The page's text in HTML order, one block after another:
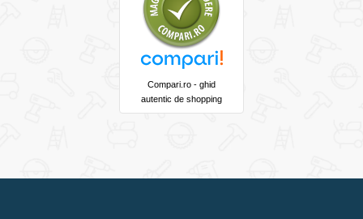
Compari.ro - ghid
autentic de shopping